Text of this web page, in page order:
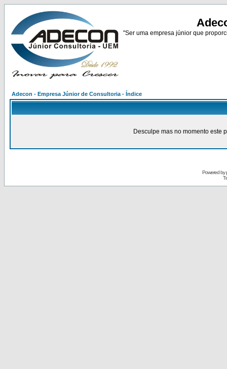
"Ser uma empresa júnior que
Adecon - Empresa Júnior de Consultoria - Índice
Desculpe mas no momento este
Powered by